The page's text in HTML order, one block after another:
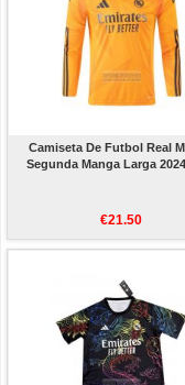
Camiseta De Futbol Real
Segunda Manga Larga
€21.50